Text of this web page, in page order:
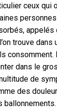
ceux qui
trouve dans
dans le
de
des